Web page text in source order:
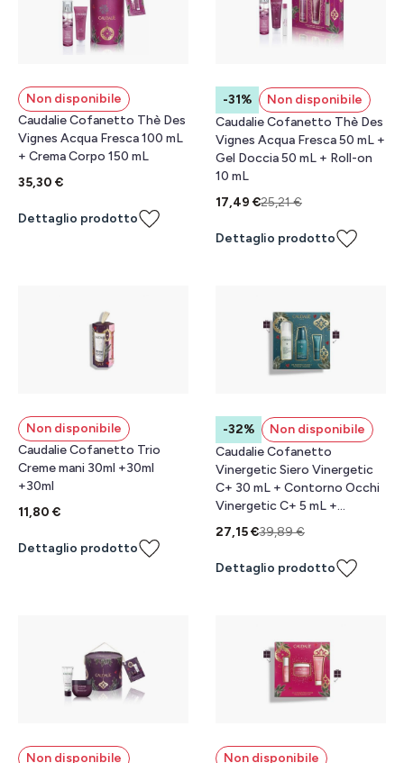
Non disponibile
Caudalie Cofanetto Thè Des
Vignes Acqua Fresca 100 mL
+ Crema Corpo 150 mL
35,30 €
Dettaglio prodotto
-31%
Non disponibile
Caudalie Cofanetto Thè Des
Vignes Acqua Fresca 50 mL +
Gel Doccia 50 mL + Roll-on
10 mL
17,49 €25,21 €
Dettaglio prodotto
Non disponibile
Caudalie Cofanetto Trio
Creme mani 30ml +30ml
+30ml
11,80 €
Dettaglio prodotto
-32%
Non disponibile
Caudalie Cofanetto
Vinergetic Siero Vinergetic
C+ 30 mL + Contorno Occhi
Vinergetic C+ 5 mL +
Schiuma Detergente Fleur de
Vigne 50 mL
27,15 €39,89 €
Dettaglio prodotto
Non disponibile Non disponibile